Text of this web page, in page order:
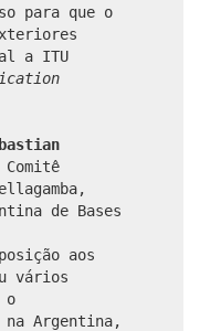
para que o
a ITU
de Bases
aos
vários
o
na Argentina,